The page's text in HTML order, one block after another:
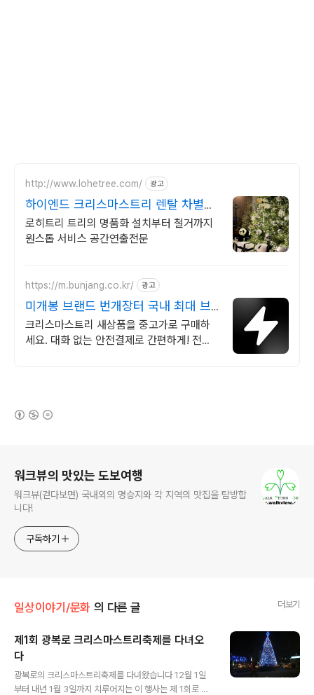
http://www.lohetree.com/ 광고
하이엔드 크리스마스트리 렌탈 차별화
된 퀄리티 트리
로히트리 트리의 명품화 설치부터 철거까지
원스톱 서비스 공간연출전문
https://m.bunjang.co.kr/ 광고
미개봉 브랜드 번개장터 국내 최대 브
랜드 중고거래
크리스마스트리 새상품을 중고가로 구매하
세요. 대화 없는 안전결제로 간편하게! 전국
워크뷰의 맛있는 도보여행
워크뷰(걷다보면) 국내외의 명승지와 각 지역의 맛집을 탐방합
니다!
구독하기
일상이야기/문화 의 다른 글 더보기
제1회 광복로 크리스마스트리축제를 다녀오
다
광복로의 크리스마스트리축제를 다녀왔습니다 12월 1일
부터 내년 1월 3일까지 치루어지는 이 행사는 제 1회로 개